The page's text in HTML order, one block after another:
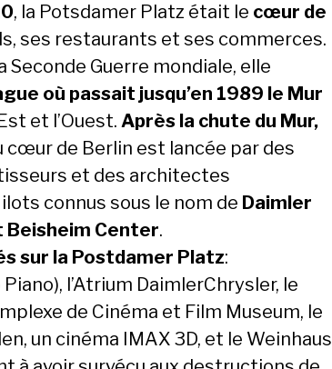
, la Potsdamer Platz était le cœur de
ses restaurants et ses commerces.
Seconde Guerre mondiale, elle
où passait jusqu’en 1989 le Mur
et l’Ouest. Après la chute du Mur,
cœur de Berlin est lancée par des
et des architectes
connus sous le nom de Daimler
Beisheim Center.
sur la Postdamer Platz:
l’Atrium DaimlerChrysler, le
de Cinéma et Film Museum, le
un cinéma IMAX 3D, et le Weinhaus